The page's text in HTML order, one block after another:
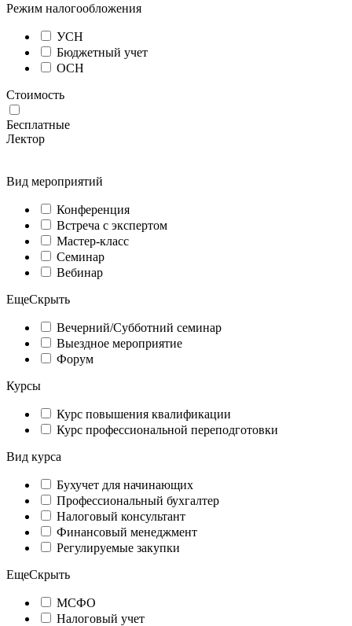
Режим налогообложения
УСН
Бюджетный учет
ОСН
Стоимость
Бесплатные
Лектор
Вид мероприятий
Конференция
Встреча с экспертом
Мастер-класс
Семинар
Вебинар
ЕщеСкрыть
Вечерний/Субботний семинар
Выездное мероприятие
Форум
Курсы
Курс повышения квалификации
Курс профессиональной переподготовки
Вид курса
Бухучет для начинающих
Профессиональный бухгалтер
Налоговый консультант
Финансовый менеджмент
Регулируемые закупки
ЕщеСкрыть
МСФО
Налоговый учет